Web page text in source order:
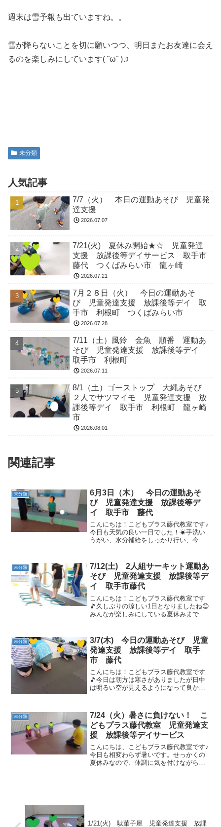
週末は雪予報も出ていますね。。
雪が降らないことを切に願いつつ、明日またお友達に会え
るのを楽しみにしています( ˘ω˘ )♫
未分類
人気記事
7/7（火） 本日の運動あそび 児童発
達支援
2026.07.07
7/21(火) 夏休み開始★☆ 児童発達
支援 放課後等デイサービス 取手市
藤代 つくばみらい市 龍ヶ崎
2026.07.21
7月２８日（火） 今日の運動あそ
び 児童発達支援 放課後等デイ 取
手市 利根町 つくばみらい市
2026.07.28
7/11（土）風鈴 金魚 順番 運動あ
そび 児童発達支援 放課後等デイ
取手市 利根町
2026.07.11
8/1（土）ゴーストップ 大縄あそび
２人でサツマイモ 児童発達支援 放
課後等デイ 取手市 利根町 龍ヶ崎
市
2026.08.01
関連記事
未分類
6月3日（木） 今日の運動あそ
び 児童発達支援 放課後等デ
イ 取手市 藤代
こんにちは！こどもプラス藤代教室です♪
今日も天気の良い一日でした！☀手洗い
うがい、水分補給をしっかり行い、今日
動物さんに変身して行きます！ワニさん
やペンギンさん、ウサギ...
未分類
7/12(土) 2人組サーキット運動あ
そび 児童発達支援 放課後等デ
イ 取手市藤代
こんにちは！こどもプラス藤代教室です
🎵久しぶりの涼しい1日となりましたね😊
みんなが楽しみにしている夏休みまで
ーキット運動🌈2人組になって協力しなが
ら進みましょ...
未分類
3/7(木) 今日の運動あそび 児童
発達支援 放課後等デイ 取手
市 藤代
こんにちは！こどもプラス藤代教室です
🎵今日は朝方は寒さがありましたが日中
は明るい空が見えるようになって良かっ
予報なんて体調管理に気を付けて過ごし
ましょう🎵元気なお友達が...
未分類
7/24（火）暑さに負けない！ こ
どもプラス藤代教室 児童発達支
援 放課後等デイサービス
こんにちは、こどもプラス藤代教室です♪
今日も相変わらず暑いです。せっかくの
夏休みなので、体調に気を付けながら遊
1/21(火) 駄菓子屋 児童発達支援 放課